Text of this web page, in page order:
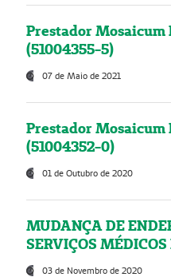
Prestador
(51004355-5)
07 de Maio de 2021
Prestador Mosaicum
(51004352-0)
01 de Outubro de 2020
MUDANÇA DE
SERVIÇOS
03 de Novembro de 2020